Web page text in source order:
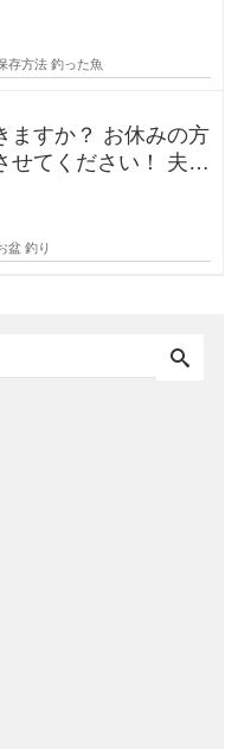
存方法 釣った魚
ますか？ お休みの方
せてください！ 夫曰
盆 釣り